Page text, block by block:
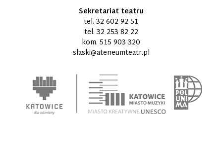
Sekretariat teatru
tel. 32 602 92 51
tel. 32 253 82 22
kom. 515 903 320
slaski@ateneumteatr.pl